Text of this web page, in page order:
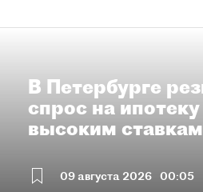
В Петербурге
спрос на
высоким ставкам
09 августа 2026 00:05